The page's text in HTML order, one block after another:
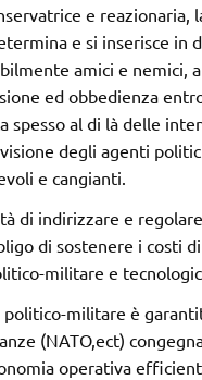
e reazionaria,
e si inserisce in
amici e nemici,
ed obbedienza
spesso al di là delle
degli agenti
e cangianti.
di indirizzare e
di sostenere i costi
militare e
politico-militare è
(NATO,ect)
operativa